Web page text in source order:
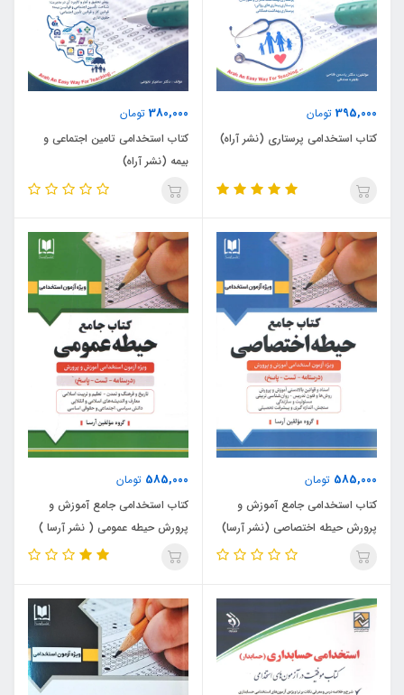
395,000 تومان
کتاب استخدامی پرستاری (نشر آراه)
380,000 تومان
کتاب استخدامی تامین اجتماعی و
بیمه (نشر آراه)
585,000 تومان
کتاب استخدامی جامع آموزش و
پرورش حیطه اختصاصی (نشر آرسا)
585,000 تومان
کتاب استخدامی جامع آموزش و
پرورش حیطه عمومی ( نشر آرسا )